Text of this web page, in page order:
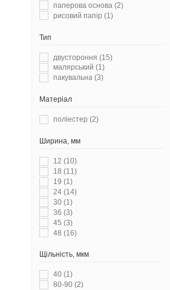
паперова основа (2)
рисовий папір (1)
Тип
двустороння (15)
малярський (1)
пакувальна (3)
Матеріал
поліестер (2)
Ширина, мм
12 (10)
18 (11)
19 (1)
24 (14)
30 (1)
36 (3)
45 (3)
48 (16)
Щільність, мкм
40 (1)
80-90 (2)